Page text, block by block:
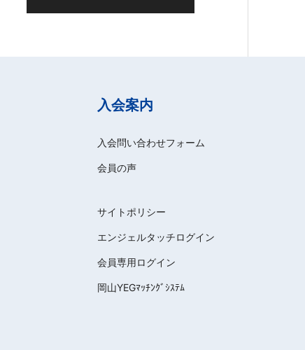
入会案内
入会問い合わせフォーム
会員の声
サイトポリシー
エンジェルタッチログイン
会員専用ログイン
岡山YEGﾏｯﾁﾝｸﾞｼｽﾃﾑ